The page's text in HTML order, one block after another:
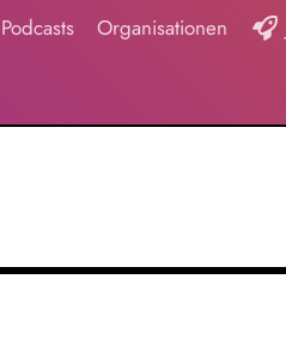
Podcasts Organisationen